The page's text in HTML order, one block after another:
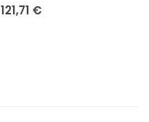
121,71 €